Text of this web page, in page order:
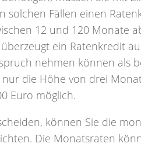
Fällen einen
12 und 120 Monate
ein Ratenkredit
nehmen können als
die Höhe von drei
Euro möglich.
können Sie die
Die Monatsraten